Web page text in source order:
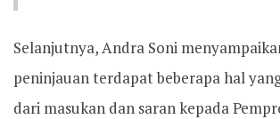
Selanjutnya, Andra Soni
peninjauan terdapat beberapa hal
dari masukan dan saran kepada